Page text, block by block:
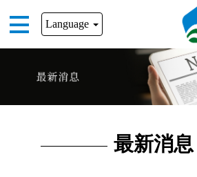
Language
最新消息